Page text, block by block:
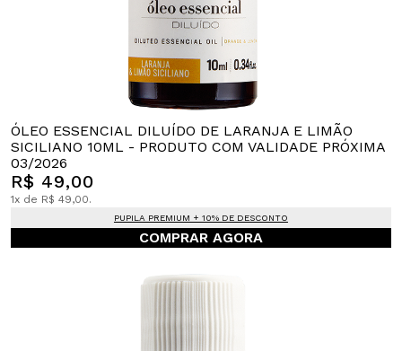
ÓLEO ESSENCIAL DILUÍDO DE LARANJA E LIMÃO
SICILIANO 10ML - PRODUTO COM VALIDADE PRÓXIMA
03/2026
R$ 49,00
1x de R$ 49,00.
PUPILA PREMIUM + 10% DE DESCONTO
COMPRAR AGORA